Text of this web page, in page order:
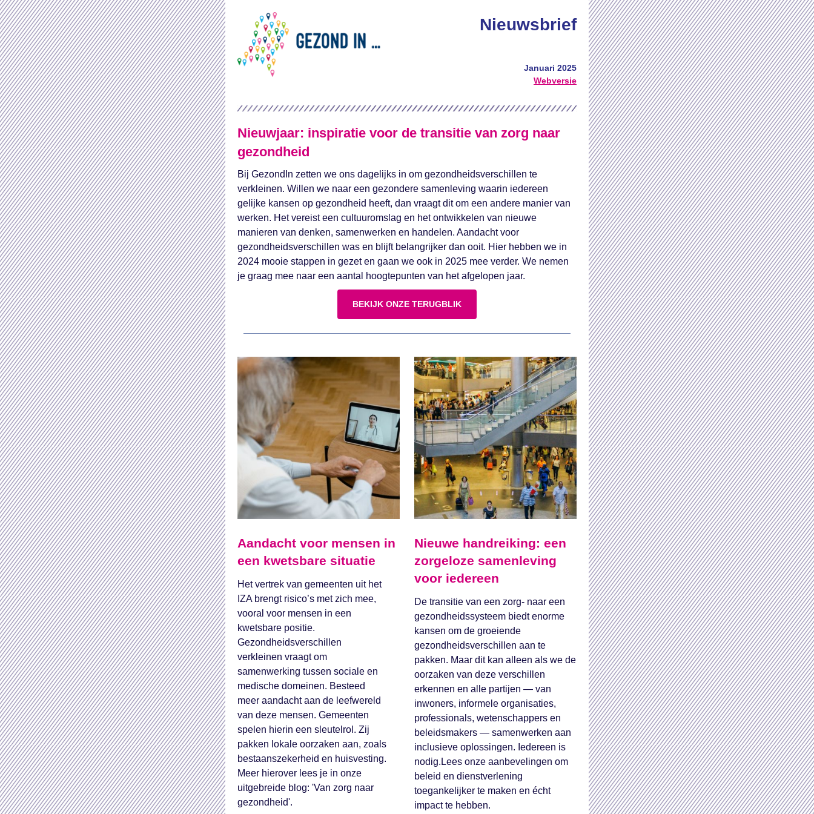
Nieuwsbrief
Januari 2025
Webversie
Nieuwjaar: inspiratie voor de transitie van zorg naar
gezondheid
Bij GezondIn zetten we ons dagelijks in om gezondheidsverschillen te
verkleinen. Willen we naar een gezondere samenleving waarin iedereen
gelijke kansen op gezondheid heeft, dan vraagt dit om een andere manier van
werken. Het vereist een cultuuromslag en het ontwikkelen van nieuwe
manieren van denken, samenwerken en handelen. Aandacht voor
gezondheidsverschillen was en blijft belangrijker dan ooit. Hier hebben we in
2024 mooie stappen in gezet en gaan we ook in 2025 mee verder. We nemen
je graag mee naar een aantal hoogtepunten van het afgelopen jaar.
BEKIJK ONZE TERUGBLIK
Aandacht voor mensen in
een kwetsbare situatie
Het vertrek van gemeenten uit het
IZA brengt risico’s met zich mee,
vooral voor mensen in een
kwetsbare positie.
Gezondheidsverschillen
verkleinen vraagt om
samenwerking tussen sociale en
medische domeinen. Besteed
meer aandacht aan de leefwereld
van deze mensen. Gemeenten
spelen hierin een sleutelrol. Zij
pakken lokale oorzaken aan, zoals
bestaanszekerheid en huisvesting.
Meer hierover lees je in onze
uitgebreide blog: 'Van zorg naar
gezondheid'.
Nieuwe handreiking: een
zorgeloze samenleving
voor iedereen
De transitie van een zorg- naar een
gezondheidssysteem biedt enorme
kansen om de groeiende
gezondheidsverschillen aan te
pakken. Maar dit kan alleen als we de
oorzaken van deze verschillen
erkennen en alle partijen — van
inwoners, informele organisaties,
professionals, wetenschappers en
beleidsmakers — samenwerken aan
inclusieve oplossingen. Iedereen is
nodig.Lees onze aanbevelingen om
beleid en dienstverlening
toegankelijker te maken en écht
impact te hebben.